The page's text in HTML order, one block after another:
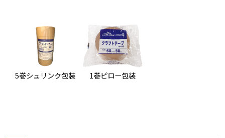
5巻シュリンク包装 1巻ピロー包装